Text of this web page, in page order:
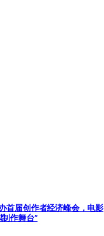
首届创作者经济峰会，电影
作舞台”